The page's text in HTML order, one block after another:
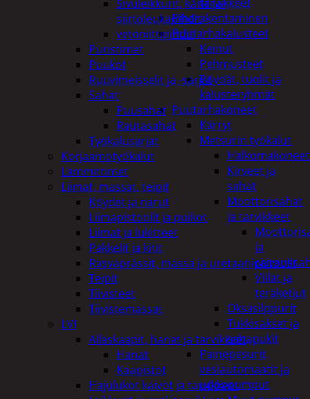
Piharakentaminen
Puutarhakalusteet
Keinut
Pehmusteet
Pöydät, tuolit ja
kalusteryhmät
Puutarhakoneet
Kärryt
Metsurin työkalut
Halkomakoneet
Kirveet ja
sahat
Moottorisahat
ja tarvikkeet
ja
Viilat ja
teräketjut
Oksasilppurit
Tukkisakset ja
sahapukit
Painepesurit,
vesiautomaatit ja
uppopumput
Sivuleikkurit, kärki ja-
siirtoleukapihdit
vetoniittipihdit
Puristimet
Puukot
Ruuvimeisselit ja -sarjat
Sahat
Puusahat
Rautasahat
Työkalusarjat
Korjaamotyökalut
Lämmittimet
Liimat, massat, teipit
Köydet ja narut
Liimapistoolit ja puikot
Liimat ja lukitteet
Pakkelit ja kitit
Rasvaprässit, massa ja uretaanipistoolit
Teipit
Tiivisteet
Tiivistemassat
LVI
Allaskaapit, hanat ja tarvikkeet
Hanat
Kaapistot
Hajulukot kaivot ja tarvikkeet